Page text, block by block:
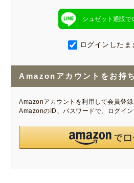
シュゼット通販で
ログインしたま
Amazonアカウントをお持
Amazonアカウントを利用して会員登録
AmazonのID、パスワードで、ログイン